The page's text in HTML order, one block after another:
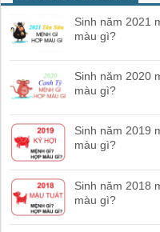
Sinh năm 2021
màu gì?
Sinh năm 2020
màu gì?
Sinh năm 2019
màu gì?
Sinh năm 2018
màu gì?